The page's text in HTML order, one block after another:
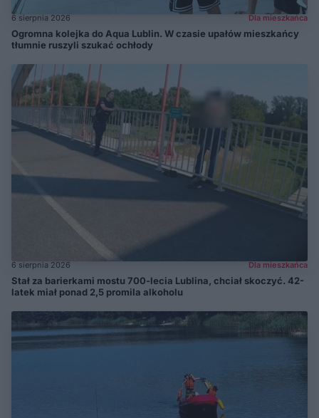
6 sierpnia 2026 Dla mieszkańca
Ogromna kolejka do Aqua Lublin. W czasie upałów mieszkańcy
tłumnie ruszyli szukać ochłody
6 sierpnia 2026 Dla mieszkańca
Stał za barierkami mostu 700-lecia Lublina, chciał skoczyć. 42-
latek miał ponad 2,5 promila alkoholu